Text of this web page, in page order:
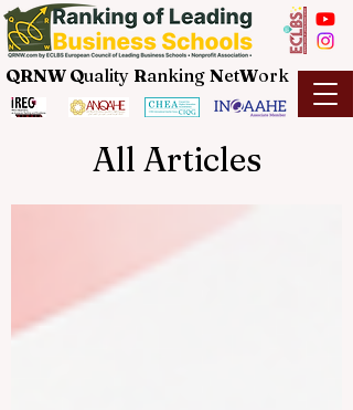
QRNW Quality Ranking NetWork
All Articles